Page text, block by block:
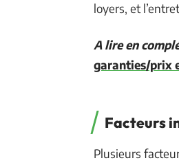
loyers, et
A lire en
garanties/prix
Facteurs
Plusieurs